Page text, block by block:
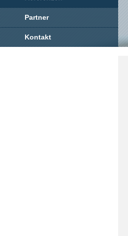
Partner
Kontakt